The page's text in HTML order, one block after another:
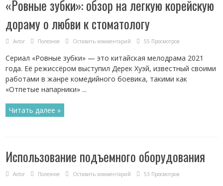
«Ровные зубки»: обзор на легкую корейскую
дораму о любви к стоматологу
Avtor Полезное Оставить комментарий 55 Просмотров
Сериал «Ровные зубки» — это китайская мелодрама 2021
года. Её режиссёром выступил Дерек Хуэй, известный своими
работами в жанре комедийного боевика, такими как
«Отпетые напарники» ...
Читать далее »
Использование подъемного оборудования
Avtor Полезное Оставить комментарий 53 Просмотров